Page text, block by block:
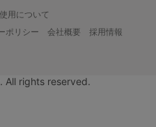
用について
ポリシー 会社概要
採用情報
All rights reserved.